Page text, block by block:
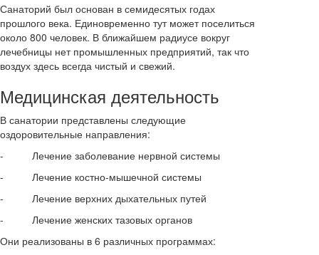
Санаторий был основан в семидесятых годах
прошлого века. Единовременно тут может поселиться
около 800 человек. В ближайшем радиусе вокруг
лечебницы нет промышленных предприятий, так что
воздух здесь всегда чистый и свежий.
Медицинская деятельность
В санатории представлены следующие
оздоровительные направления:
- Лечение заболевание нервной системы
- Лечение костно-мышечной системы
- Лечение верхних дыхательных путей
- Лечение женских тазовых органов
Они реализованы в 6 различных программах: